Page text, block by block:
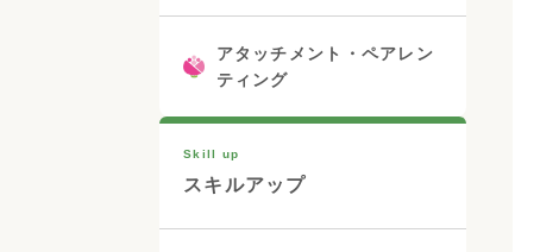
アタッチメント・ペアレン
ティング
Skill up
スキルアップ